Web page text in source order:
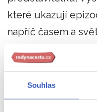
Souhlas
které ukazují
napříč časem a
Poprvé se
mladík setkávají
Vídně, ve které